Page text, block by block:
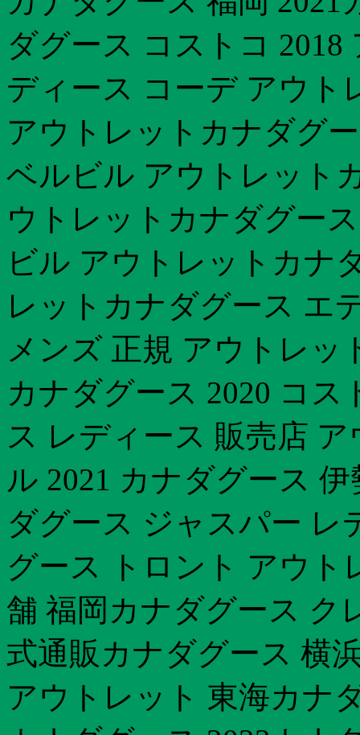
ダグース コストコ
ディース コーデ アウト
アウトレットカナダグ
ベルビル アウトレット
ウトレットカナダグー
ビル アウトレットカナ
レットカナダグース エ
メンズ 正規 アウトレッ
カナダグース 2020 コ
ス レディース 販売店
ル 2021 カナダグース
ダグース ジャスパー レ
グース トロント アウト
舗 福岡カナダグース ク
式通販カナダグース 横
アウトレット 東海カナ